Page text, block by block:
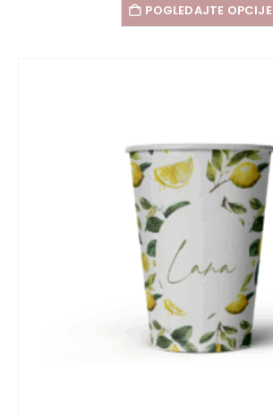
POGLEDAJTE OPCIJE